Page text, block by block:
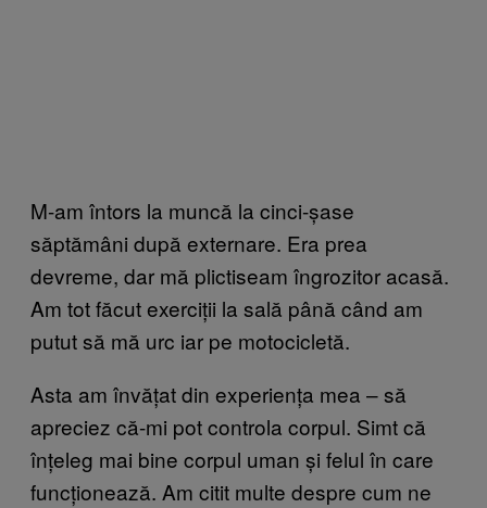
M-am întors la muncă la cinci-șase
săptămâni după externare. Era prea
devreme, dar mă plictiseam îngrozitor acasă.
Am tot făcut exerciții la sală până când am
putut să mă urc iar pe motocicletă.
Asta am învățat din experiența mea – să
apreciez că-mi pot controla corpul. Simt că
înțeleg mai bine corpul uman și felul în care
funcționează. Am citit multe despre cum ne